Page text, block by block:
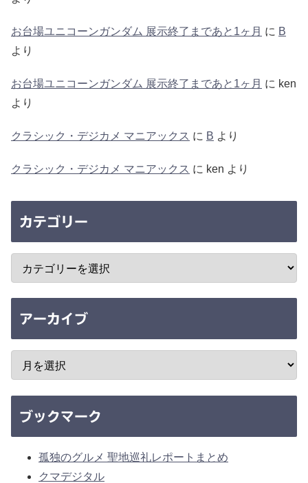
お台場ユニコーンガンダム 展示終了まであと1ヶ月 に B
より
お台場ユニコーンガンダム 展示終了まであと1ヶ月 に ken
より
クラシック・デジカメ マニアックス に B より
クラシック・デジカメ マニアックス に ken より
カテゴリー
アーカイブ
ブックマーク
孤独のグルメ 聖地巡礼レポートまとめ
クマデジタル